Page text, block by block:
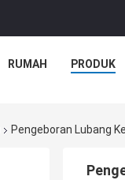
RUMAH PRODUK
Pengeboran Lubang